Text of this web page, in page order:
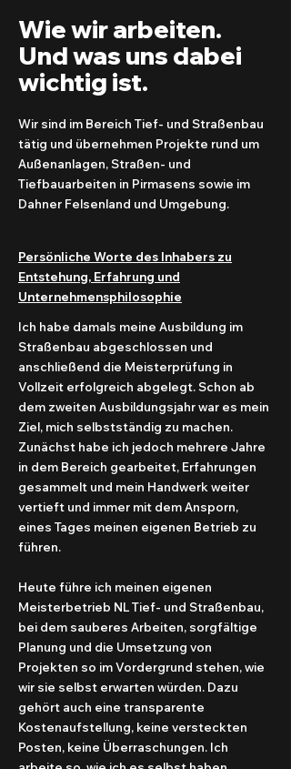
Wie wir arbeiten.
Und was uns dabei
wichtig ist.
Wir sind im Bereich Tief- und Straßenbau
tätig und übernehmen Projekte rund um
Außenanlagen, Straßen- und
Tiefbauarbeiten in Pirmasens sowie im
Dahner Felsenland und Umgebung.
Persönliche Worte des Inhabers zu
Entstehung, Erfahrung und
Unternehmensphilosophie
Ich habe damals meine Ausbildung im
Straßenbau abgeschlossen und
anschließend die Meisterprüfung in
Vollzeit erfolgreich abgelegt. Schon ab
dem zweiten Ausbildungsjahr war es mein
Ziel, mich selbstständig zu machen.
Zunächst habe ich jedoch mehrere Jahre
in dem Bereich gearbeitet, Erfahrungen
gesammelt und mein Handwerk weiter
vertieft und immer mit dem Ansporn,
eines Tages meinen eigenen Betrieb zu
führen.
Heute führe ich meinen eigenen
Meisterbetrieb NL Tief- und Straßenbau,
bei dem sauberes Arbeiten, sorgfältige
Planung und die Umsetzung von
Projekten so im Vordergrund stehen, wie
wir sie selbst erwarten würden. Dazu
gehört auch eine transparente
Kostenaufstellung, keine versteckten
Posten, keine Überraschungen. Ich